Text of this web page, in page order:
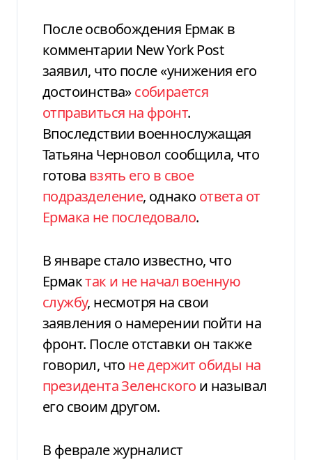
После освобождения Ермак в
комментарии New York Post
заявил, что после «унижения его
достоинства»собирается
отправиться на фронт.
Впоследствии военнослужащая
Татьяна Черновол сообщила, что
готова взять его в свое
подразделение, однако ответа от
Ермака не последовало.
В январе стало известно, что
Ермактак и не начал военную
службу, несмотря на свои
заявления о намерении пойти на
фронт. После отставки он также
говорил, что не держит обиды на
президента Зеленского и называл
его своим другом.
В феврале журналист